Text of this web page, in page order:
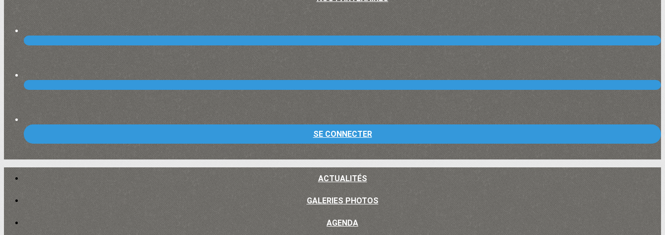
SE CONNECTER
ACTUALITÉS
GALERIES PHOTOS
AGENDA